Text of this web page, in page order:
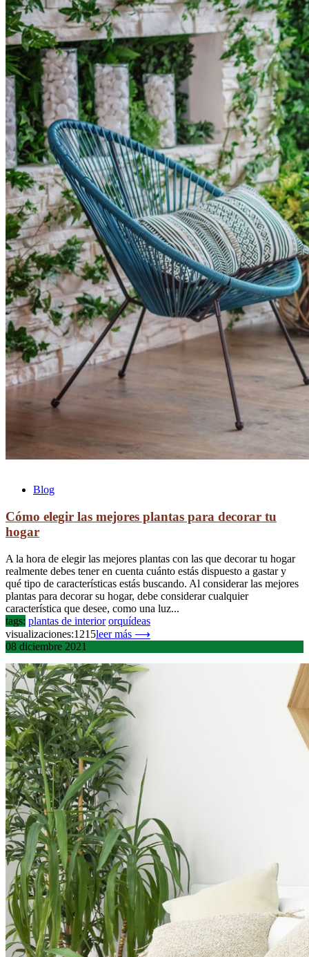
Blog
Cómo elegir las mejores plantas para decorar tu
hogar
A la hora de elegir las mejores plantas con las que decorar tu hogar
realmente debes tener en cuenta cuánto estás dispuesto a gastar y
qué tipo de características estás buscando. Al considerar las mejores
plantas para decorar su hogar, debe considerar cualquier
característica que desee, como una luz...
tags: plantas de interior orquídeas
visualizaciones:1215leer más ⟶
08 diciembre 2021